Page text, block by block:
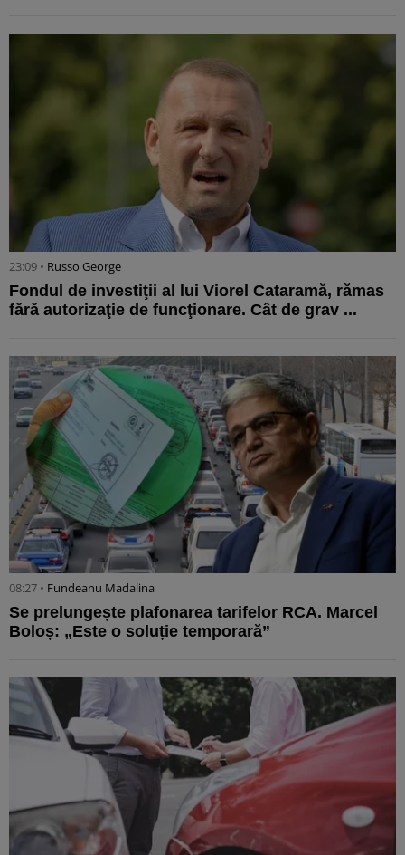
23:09 • Russo George
Fondul de investiţii al lui Viorel Cataramă, rămas
fără autorizaţie de funcţionare. Cât de grav ...
08:27 • Fundeanu Madalina
Se prelungește plafonarea tarifelor RCA. Marcel
Boloș: „Este o soluție temporară”